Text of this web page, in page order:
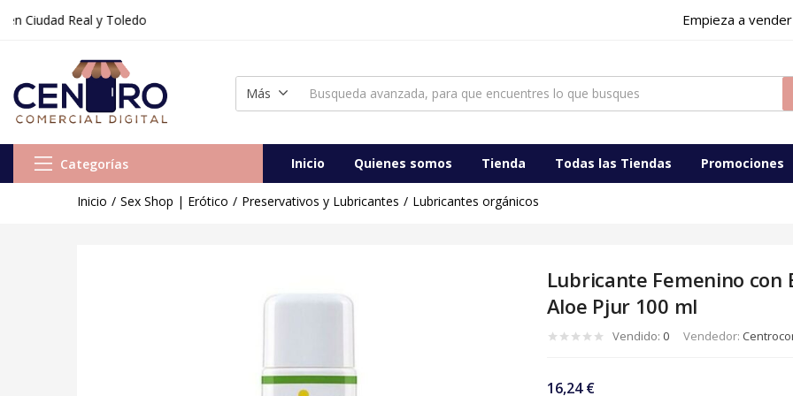
Real y Toledo Empieza a vender
Más
Categorías Inicio Quienes somos Tienda Todas las Tiendas Promociones
Inicio Sex Shop | Erótico Preservativos y Lubricantes Lubricantes orgánicos
Lubricante Femenino con
Aloe Pjur 100 ml
Vendido: 0 Vendedor:
16,24€